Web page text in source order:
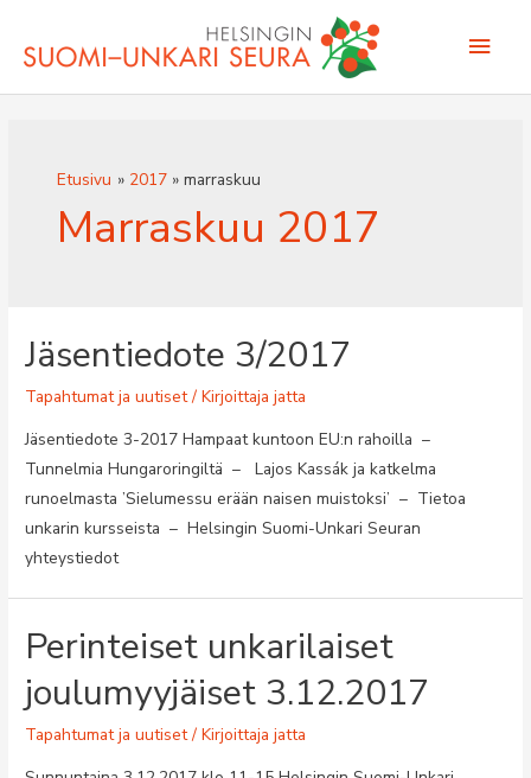
sisältöön
Etusivu 2017 marraskuu
Marraskuu 2017
Jäsentiedote 3/2017
Tapahtumat ja uutiset/ Kirjoittajajatta
Jäsentiedote 3-2017 Hampaat kuntoon EU:n rahoilla –
Tunnelmia Hungaroringiltä – Lajos Kassák ja katkelma
runoelmasta ’Sielumessu erään naisen muistoksi’ – Tietoa
unkarin kursseista – Helsingin Suomi-Unkari Seuran
yhteystiedot
Perinteiset unkarilaiset
joulumyyjäiset 3.12.2017
Tapahtumat ja uutiset/ Kirjoittajajatta